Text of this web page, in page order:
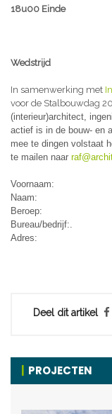
18u00 Einde
Wedstrijd
In samenwerking met
voor de Stalbouwdag
(interieur)architect,
actief is in de bouw- en
mee te dingen volstaat
te mailen naar
Voornaam:
Naam:
Beroep:
Bureau/bedrijf:.
Adres:
Deel dit artikel
PROJECTEN